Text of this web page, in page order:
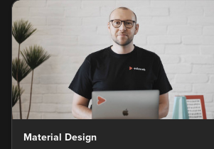
Material Design